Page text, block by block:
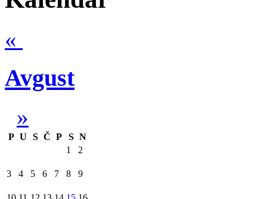
«
Avgust
»
P U S Č P S N
1
2
3 4 5 6 7 8 9